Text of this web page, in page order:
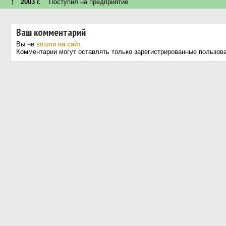
2003 г. Поступил на предприятие
Ваш комментарий
Вы не вошли на сайт.
Комментарии могут оставлять только зарегистрированные